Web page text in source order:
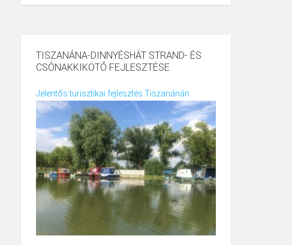
TISZANÁNA-DINNYÉSHÁT STRAND- ÉS
CSÓNAKKIKÖTŐ FEJLESZTÉSE
Jelentős turisztikai fejlesztés Tiszanánán